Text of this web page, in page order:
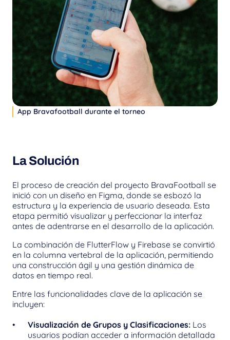
App Bravafootball durante el torneo
La Solución
El proceso de creación del proyecto BravaFootball se
inició con un diseño en Figma, donde se esbozó la
estructura y la experiencia de usuario deseada. Esta
etapa permitió visualizar y perfeccionar la interfaz
antes de adentrarse en el desarrollo de la aplicación.
La combinación de FlutterFlow y Firebase se convirtió
en la columna vertebral de la aplicación, permitiendo
una construcción ágil y una gestión dinámica de
datos en tiempo real.
Entre las funcionalidades clave de la aplicación se
incluyen:
Visualización de Grupos y Clasificaciones: Los
usuarios podían acceder a información detallada